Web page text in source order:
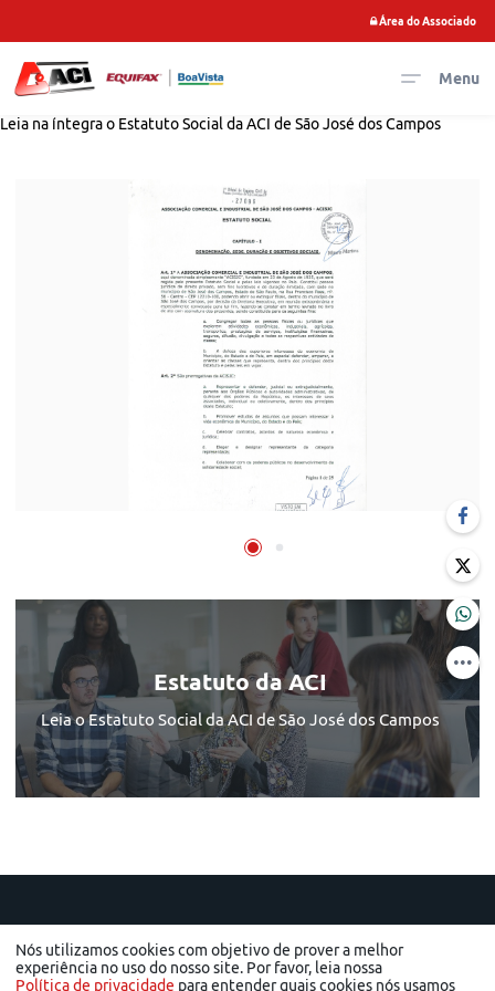
Leia na íntegra o Estatuto Social da ACI de São José dos Campos
Área do Associado
Menu
Estatuto da ACI
Leia o Estatuto Social da ACI de São José dos Campos
Nós utilizamos cookies com objetivo de prover a melhor
experiência no uso do nosso site. Por favor, leia nossa
Política de privacidade para entender quais cookies nós usamos